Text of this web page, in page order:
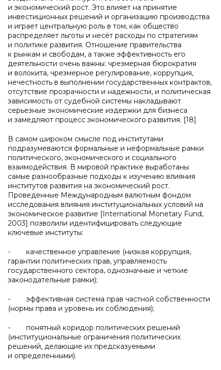
и экономический рост. Это влияет на принятие
инвестиционных решений и организацию производства
и играет центральную роль в том, как общество
распределяет льготы и несёт расходы по стратегиям
и политике развития. Отношение правительства
к рынкам и свободам, а также эффективность его
деятельности очень важны: чрезмерная бюрократия
и волокита, чрезмерное регулирование, коррупция,
нечестность в выполнении государственных контрактов,
отсутствие прозрачности и надежности, и политическая
зависимость от судебной системы накладывают
серьезные экономические издержки для бизнеса
и замедляют процесс экономического развития. [18]
В самом широком смысле под институтами
подразумеваются формальные и неформальные рамки
политического, экономического и социального
взаимодействия. В мировой практике выработаны
самые разнообразные подходы к изучению влияния
институтов развития на экономический рост.
Проведенные Международным валютным фондом
исследования влияния институциональных условий на
экономическое развитие [International Monetary Fund,
2003] позволили идентифицировать следующие
ключевые институты:
- качественное управление (низкая коррупция,
гарантии политических прав, управляемость
государственного сектора, однозначные и четкие
законодательные рамки);
- эффективная система прав частной собственности
(нормы права и уровень их соблюдения);
- понятный коридор политических решений
(институциональные ограничения политических
решений, делающие их предсказуемыми
и определенными).